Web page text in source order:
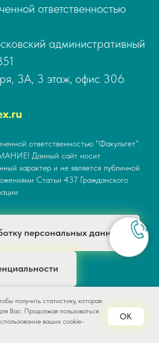
получить статистику, которая
Вас. Продолжая пользоваться
ваших cookie-
OK
НА ОБУЧЕНИЕ
ответственностью
административный
3А, 3 этаж, офис 306
ответственностью "Факультет".
Данный сайт носит
характер и не является публичной
Статьи 437 Гражданского
персональных данных